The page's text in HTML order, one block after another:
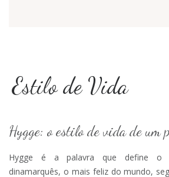
Estilo de Vida
Hygge: o estilo de vida de um
Hygge é a palavra que define o
dinamarquês, o mais feliz do mundo,